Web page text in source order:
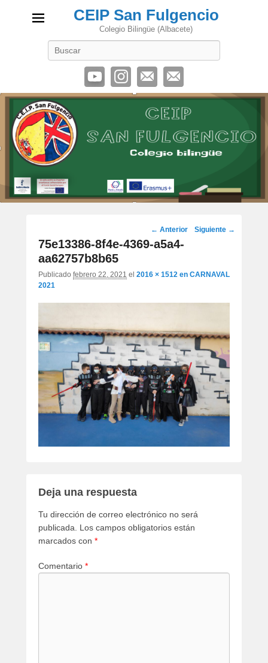
CEIP San Fulgencio
Colegio Bilingüe (Albacete)
Navegación
de
← Anterior Siguiente →
75e13386-8f4e-4369-a5a4-
aa62757b8b65
Publicado febrero 22, 2021 el 2016 × 1512 en CARNAVAL
2021
Deja una respuesta
Tu dirección de correo electrónico no será
publicada.
Los campos obligatorios están
marcados con *
Comentario *